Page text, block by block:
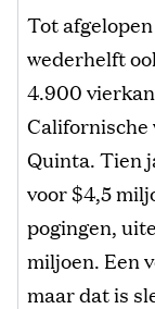
Tot
wederhelft
4.900
Californische
Quinta. Tien
voor $4,5
pogingen,
miljoen. Een
maar dat is